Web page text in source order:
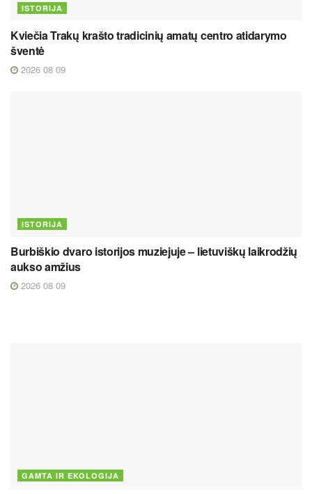
ISTORIJA
Kviečia Trakų krašto tradicinių amatų centro atidarymo
šventė
2026 08 09
ISTORIJA
Burbiškio dvaro istorijos muziejuje – lietuviškų laikrodžių
aukso amžius
2026 08 09
GAMTA IR EKOLOGIJA